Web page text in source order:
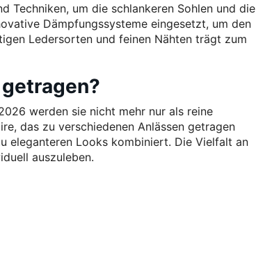
Techniken, um die schlankeren Sohlen und die
Dämpfungssysteme eingesetzt, um den
Ledersorten und feinen Nähten trägt zum
werden sie nicht mehr nur als reine
das zu verschiedenen Anlässen getragen
eleganteren Looks kombiniert. Die Vielfalt an
auszuleben.